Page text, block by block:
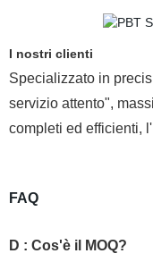
I nostri clienti
Specializzato in
servizio attento",
completi ed efficienti,
FAQ
D : Cos'è il MOQ?